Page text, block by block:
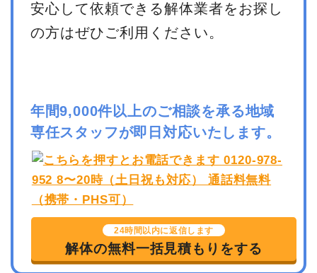
安心して依頼できる解体業者をお探し
の方はぜひご利用ください。
年間9,000件以上のご相談を承る地域
専任スタッフが即日対応いたします。
24時間以内に返信します
解体の無料一括見積もりをする